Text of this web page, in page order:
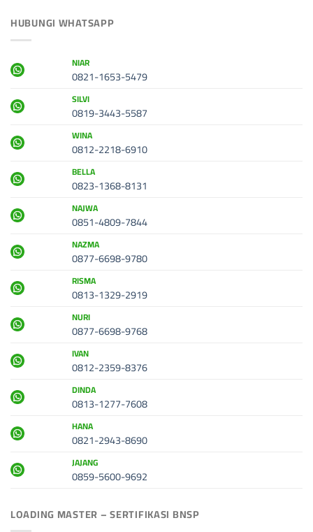
HUBUNGI WHATSAPP
NIAR
0821-1653-5479
SILVI
0819-3443-5587
WINA
0812-2218-6910
BELLA
0823-1368-8131
NAJWA
0851-4809-7844
NAZMA
0877-6698-9780
RISMA
0813-1329-2919
NURI
0877-6698-9768
IVAN
0812-2359-8376
DINDA
0813-1277-7608
HANA
0821-2943-8690
JAJANG
0859-5600-9692
LOADING MASTER – SERTIFIKASI BNSP